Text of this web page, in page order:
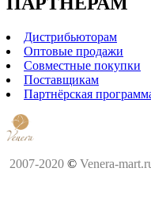
Дистрибьюторам
Оптовые продажи
Совместные покупки
Поставщикам
Партнёрская
2007-2020 © Venera-